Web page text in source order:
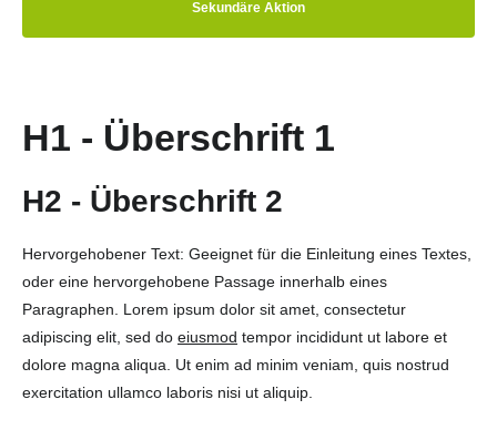
Sekundäre Aktion
H1 - Überschrift 1
H2 - Überschrift 2
Hervorgehobener Text: Geeignet für die Einleitung eines Textes,
oder eine hervorgehobene Passage innerhalb eines
Paragraphen. Lorem ipsum dolor sit amet, consectetur
adipiscing elit, sed do eiusmod tempor incididunt ut labore et
dolore magna aliqua. Ut enim ad minim veniam, quis nostrud
exercitation ullamco laboris nisi ut aliquip.